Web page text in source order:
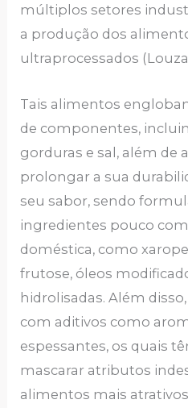
múltiplos setores
a produção dos
ultraprocessados
Tais alimentos
de componentes,
gorduras e sal, além de
prolongar a sua
seu sabor, sendo
ingredientes pouco
doméstica, como
frutose, óleos
hidrolisadas. Além
com aditivos como
espessantes, os quais
mascarar atributos
alimentos mais